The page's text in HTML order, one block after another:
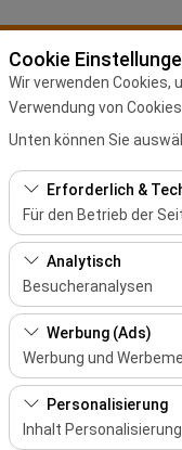
Cookie
Wir verwenden
Verwendung von
Unten können Sie
Erforderlich &
Für den Betrieb der
Diese Cookies sind
und grundlegende
Analytisch
Besucheranalysen
Diese Cookies
meistbesuchte Seiten,
und die
Werbung (Ads)
Werbung und
Diese Cookies
und die Wirksamkeit
Personalisierung
Inhalt Personalisierung
auswählen
Courier